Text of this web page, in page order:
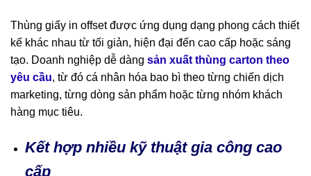
Thùng giấy in offset được ứng dụng dạng phong cách thiết
kế khác nhau từ tối giản, hiện đại đến cao cấp hoặc sáng
tạo. Doanh nghiệp dễ dàng sản xuất thùng carton theo
yêu cầu, từ đó cá nhân hóa bao bì theo từng chiến dịch
marketing, từng dòng sản phẩm hoặc từng nhóm khách
hàng mục tiêu.
Kết hợp nhiều kỹ thuật gia công cao
cấp